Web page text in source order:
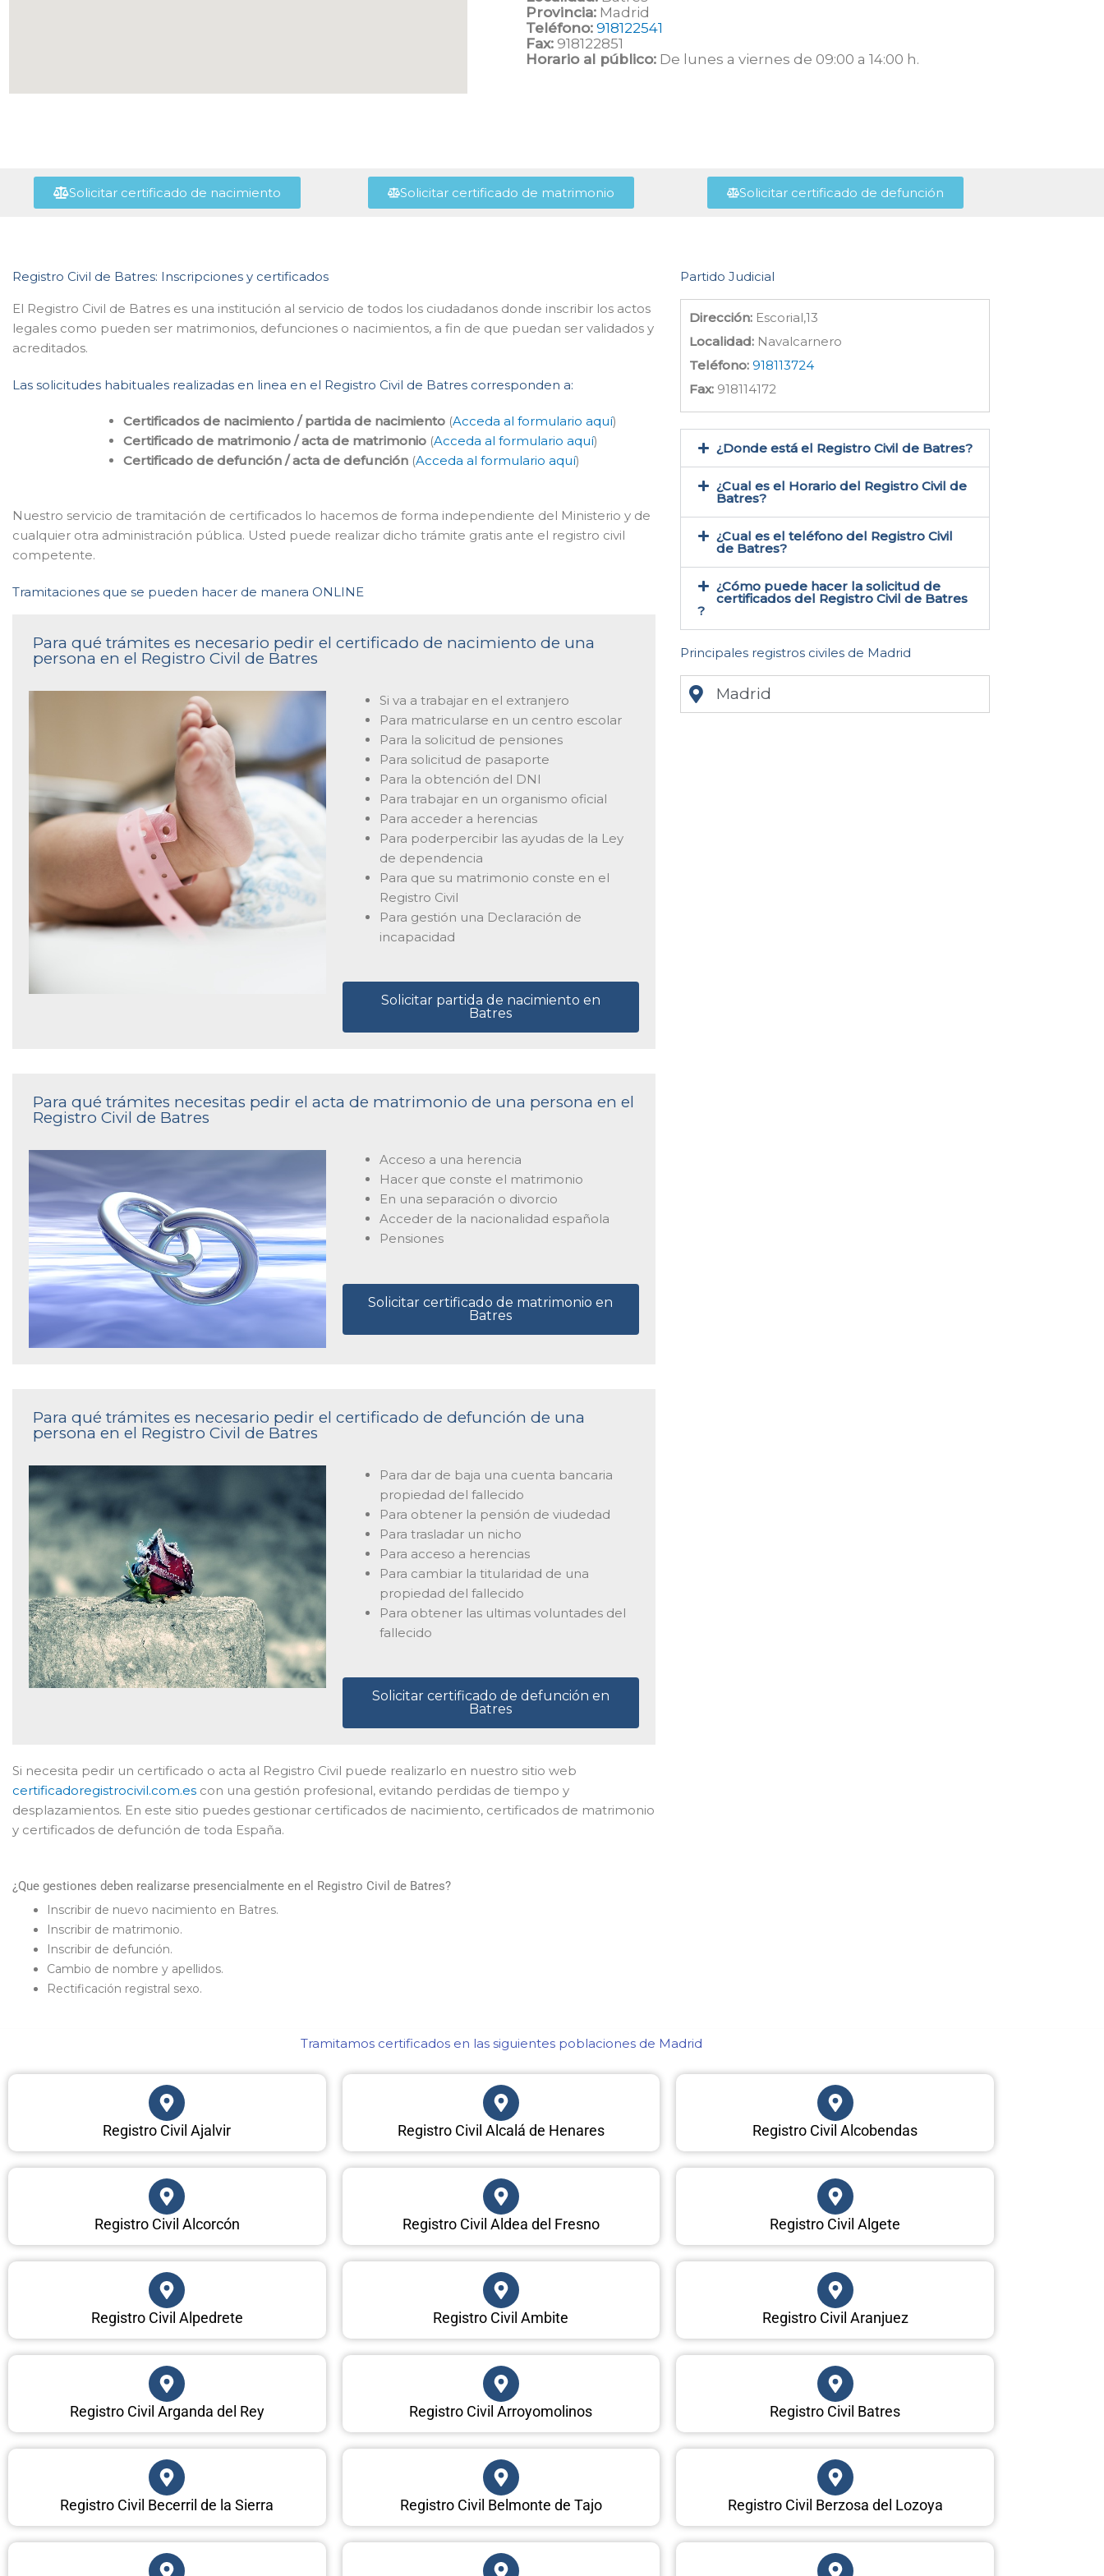
Provincia: Madrid
Teléfono: 918122541
Fax: 918122851
Horario al público: De lunes a viernes de 09:00 a 14:00 h.
Solicitar certificado de nacimiento Solicitar certificado de matrimonio Solicitar certificado de defunción
Registro Civil de Batres: Inscripciones y certificados
El Registro Civil de Batres es una institución al servicio de todos los ciudadanos donde inscribir los actos
legales como pueden ser matrimonios, defunciones o nacimientos, a fin de que puedan ser validados y
acreditados.
Las solicitudes habituales realizadas en linea en el Registro Civil de Batres corresponden a:
Certificados de nacimiento / partida de nacimiento (Acceda al formulario aquí)
Certificado de matrimonio / acta de matrimonio (Acceda al formulario aquí)
Certificado de defunción / acta de defunción (Acceda al formulario aquí)
Nuestro servicio de tramitación de certificados lo hacemos de forma independiente del Ministerio y de
cualquier otra administración pública. Usted puede realizar dicho trámite gratis ante el registro civil
competente.
Tramitaciones que se pueden hacer de manera ONLINE
Para qué trámites es necesario pedir el certificado de nacimiento de una
persona en el Registro Civil de Batres
Si va a trabajar en el extranjero
Para matricularse en un centro escolar
Para la solicitud de pensiones
Para solicitud de pasaporte
Para la obtención del DNI
Para trabajar en un organismo oficial
Para acceder a herencias
Para poderpercibir las ayudas de la Ley
de dependencia
Para que su matrimonio conste en el
Registro Civil
Para gestión una Declaración de
incapacidad
Solicitar partida de nacimiento en
Batres
Para qué trámites necesitas pedir el acta de matrimonio de una persona en el
Registro Civil de Batres
Acceso a una herencia
Hacer que conste el matrimonio
En una separación o divorcio
Acceder de la nacionalidad española
Pensiones
Solicitar certificado de matrimonio en
Batres
Para qué trámites es necesario pedir el certificado de defunción de una
persona en el Registro Civil de Batres
Para dar de baja una cuenta bancaria
propiedad del fallecido
Para obtener la pensión de viudedad
Para trasladar un nicho
Para acceso a herencias
Para cambiar la titularidad de una
propiedad del fallecido
Para obtener las ultimas voluntades del
fallecido
Solicitar certificado de defunción en
Batres
Si necesita pedir un certificado o acta al Registro Civil puede realizarlo en nuestro sitio web
certificadoregistrocivil.com.es con una gestión profesional, evitando perdidas de tiempo y
desplazamientos. En este sitio puedes gestionar certificados de nacimiento, certificados de matrimonio
y certificados de defunción de toda España.
¿Que gestiones deben realizarse presencialmente en el Registro Civil de Batres?
Inscribir de nuevo nacimiento en Batres.
Inscribir de matrimonio.
Inscribir de defunción.
Cambio de nombre y apellidos.
Rectificación registral sexo.
Partido Judicial
Dirección: Escorial,13
Localidad: Navalcarnero
Teléfono: 918113724
Fax: 918114172
¿Donde está el Registro Civil de Batres​?
¿Cual es el Horario del Registro Civil de
Batres?
¿Cual es el teléfono del Registro Civil
de Batres​?
¿Cómo puede hacer la solicitud de
certificados del Registro Civil de Batres​
?
Principales registros civiles de Madrid
Madrid
Tramitamos certificados en las siguientes poblaciones de Madrid​
Registro Civil Ajalvir Registro Civil Alcalá de Henares Registro Civil Alcobendas
Registro Civil Alcorcón Registro Civil Aldea del Fresno Registro Civil Algete
Registro Civil Alpedrete Registro Civil Ambite Registro Civil Aranjuez
Registro Civil Arganda del Rey Registro Civil Arroyomolinos Registro Civil Batres
Registro Civil Becerril de la Sierra Registro Civil Belmonte de Tajo Registro Civil Berzosa del Lozoya